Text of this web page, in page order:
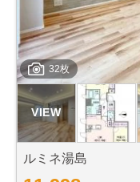
32枚
ルミネ湯島